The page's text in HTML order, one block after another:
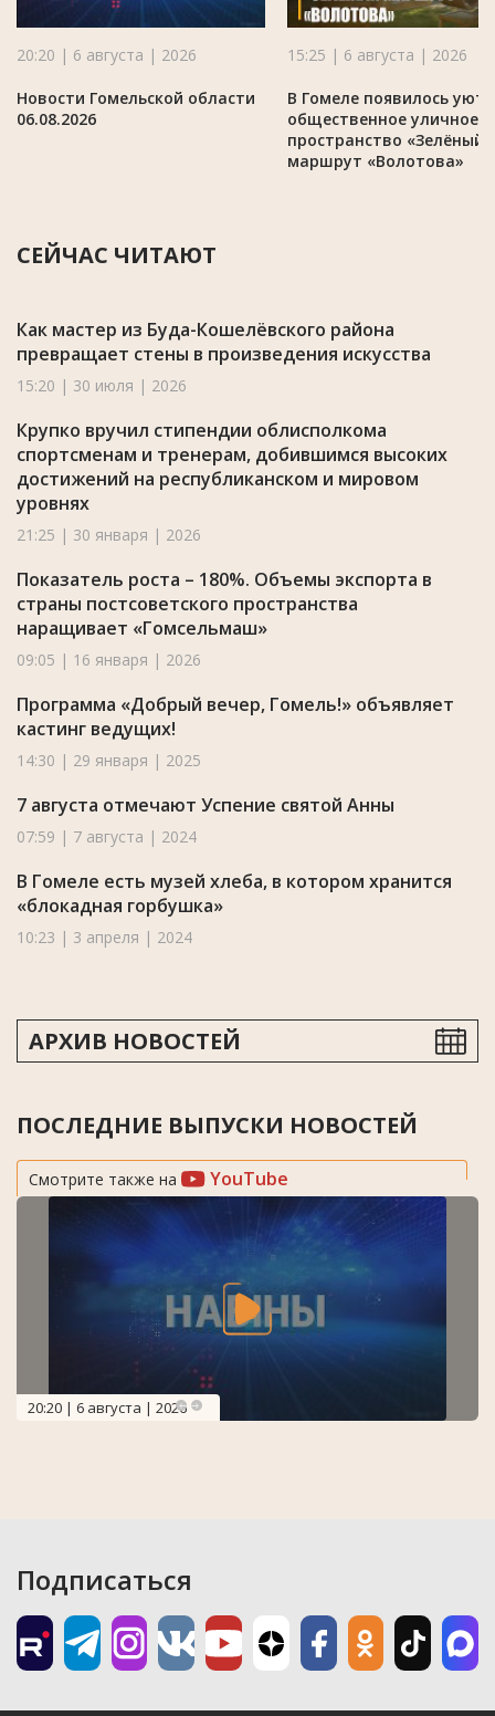
20:20 | 6 августа | 2026
Новости Гомельской области
06.08.2026
15:25 | 6 августа | 2026
В Гомеле появилось
общественное уличное
пространство «Зелёный
маршрут «Волотова»
СЕЙЧАС ЧИТАЮТ
Как мастер из Буда-Кошелёвского района
превращает стены в произведения искусства
15:20 | 30 июля | 2026
Крупко вручил стипендии облисполкома
спортсменам и тренерам, добившимся высоких
достижений на республиканском и мировом
уровнях
21:25 | 30 января | 2026
Показатель роста – 180%. Объемы экспорта в
страны постсоветского пространства
наращивает «Гомсельмаш»
09:05 | 16 января | 2026
Программа «Добрый вечер, Гомель!» объявляет
кастинг ведущих!
14:30 | 29 января | 2025
7 августа отмечают Успение святой Анны
07:59 | 7 августа | 2024
В Гомеле есть музей хлеба, в котором хранится
«блокадная горбушка»
10:23 | 3 апреля | 2024
АРХИВ НОВОСТЕЙ
ПОСЛЕДНИЕ ВЫПУСКИ НОВОСТЕЙ
Смотрите также на YouTube
20:20 | 6 августа | 2026
Подписаться